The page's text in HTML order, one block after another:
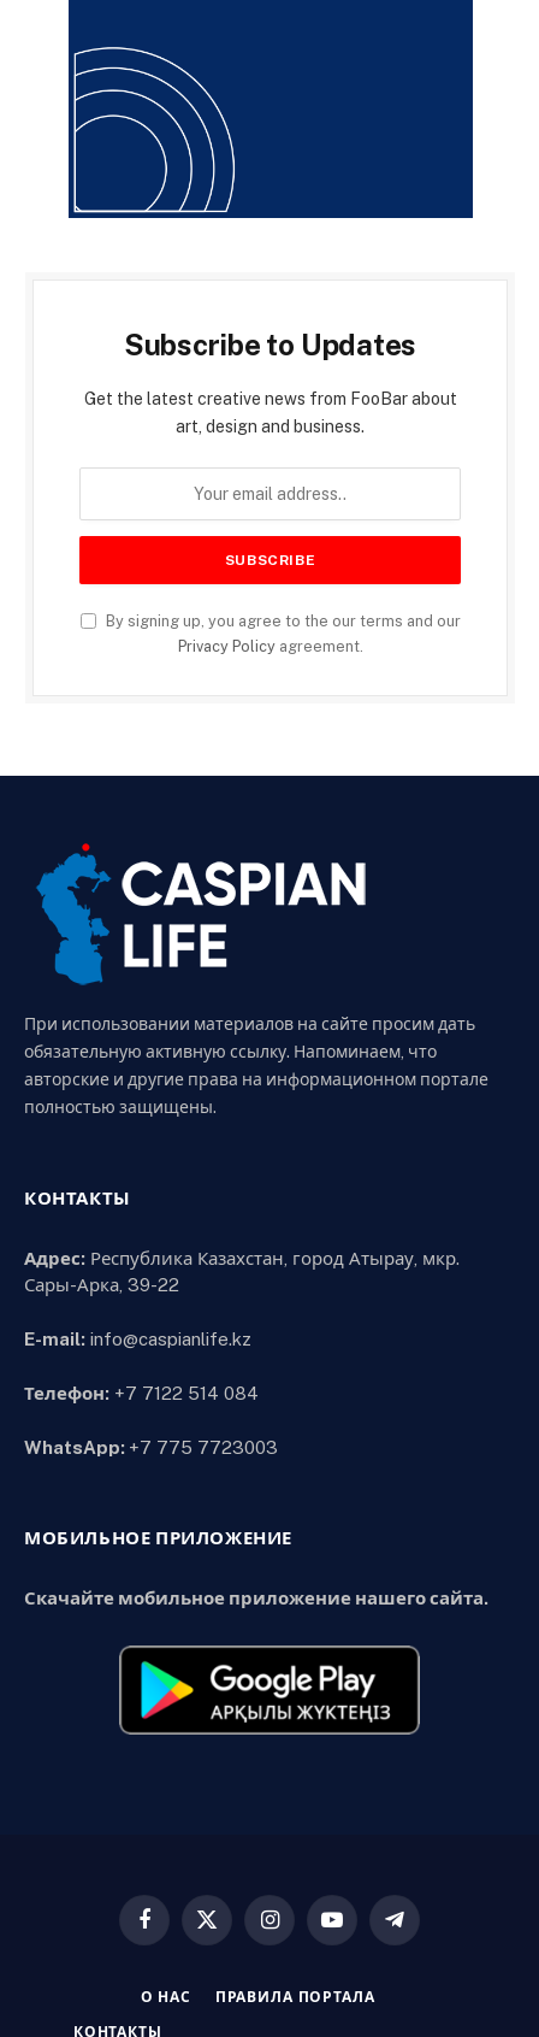
Subscribe to Updates
Get the latest creative news from FooBar about
art, design and business.
By signing up, you agree to the our terms and our
Privacy Policyagreement.
При использовании материалов на сайте просим дать
обязательную активную ссылку. Напоминаем, что
авторские и другие права на информационном портале
полностью защищены.
КОНТАКТЫ
Адрес: Республика Казахстан, город Атырау, мкр.
Сары-Арка, 39-22
E-mail: info@caspianlife.kz
Телефон: +7 7122 514 084
WhatsApp: +7 775 7723003
МОБИЛЬНОЕ ПРИЛОЖЕНИЕ
Скачайте мобильное приложение нашего сайта.
Facebook
X
InstagramYouTubeTelegram
О НАС ПРАВИЛА ПОРТАЛА
КОНТАКТЫ